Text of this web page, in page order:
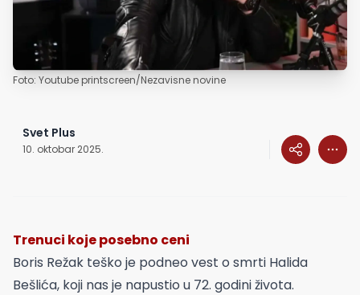
Foto: Youtube printscreen/Nezavisne novine
Svet Plus
10. oktobar 2025.
Trenuci koje posebno ceni
Boris Režak teško je podneo vest o smrti Halida
Bešlića, koji nas je napustio u 72. godini života.